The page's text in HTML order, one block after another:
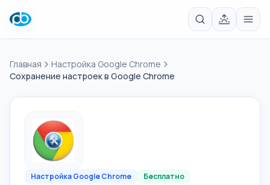
Главная
Настройка Google Chrome
Сохранение настроек в Google Chrome
Настройка Google Chrome Бесплатно